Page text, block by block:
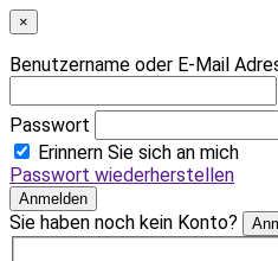
×
Benutzername oder E-Mail
Passwort
Erinnern Sie sich an mich
Passwort wiederherstellen
Anmelden
Sie haben noch kein Konto?